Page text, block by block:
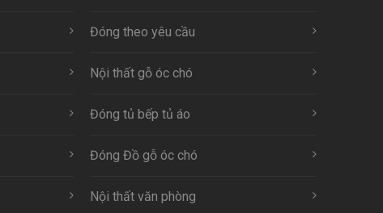
Đóng theo yêu cầu
Nội thất gỗ óc chó
Đóng tủ bếp tủ áo
Đóng Đồ gỗ óc chó
Nội thất văn phòng